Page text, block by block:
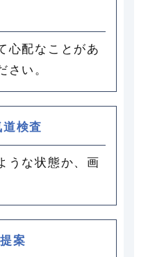
心配なことがあ
さい。
道検査
うな状態か、画
案